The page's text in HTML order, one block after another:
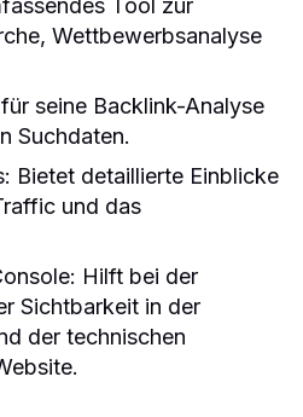
Wettbewerbsanalyse
seine Backlink-Analyse
Suchdaten.
Bietet detaillierte Einblicke
und das
Hilft bei der
Sichtbarkeit in der
der technischen